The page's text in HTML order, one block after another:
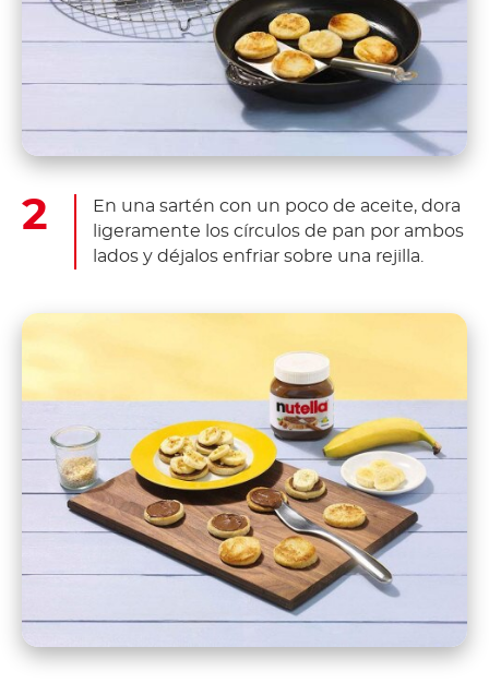
En una sartén con un poco de aceite, dora
ligeramente los círculos de pan por ambos
lados y déjalos enfriar sobre una rejilla.